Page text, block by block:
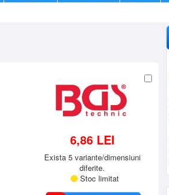
6,86 LEI
Exista 5 variante/dimensiuni
diferite.
Stoc limitat